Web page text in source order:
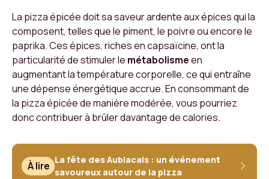
La pizza épicée doit sa saveur ardente aux épices qui la
composent, telles que le piment, le poivre ou encore le
paprika. Ces épices, riches en capsaïcine, ont la
particularité de stimuler le métabolismeen
augmentant la température corporelle, ce qui entraîne
une dépense énergétique accrue. En consommant de
la pizza épicée de manière modérée, vous pourriez
donc contribuer à brûler davantage de calories.
À lire La fête des Aubiacais : un événement
savoureux autour de la pizza